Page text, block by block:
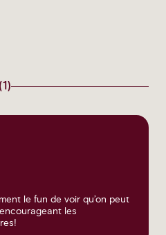
le fun de voir qu’on peut
les